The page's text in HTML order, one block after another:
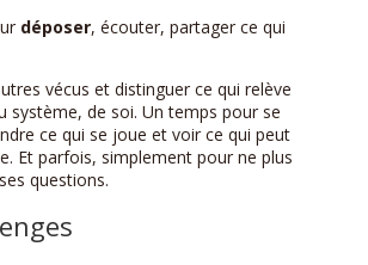
déposer, écouter, partager ce qui
vécus et distinguer ce qui relève
système, de soi. Un temps pour se
ce qui se joue et voir ce qui peut
Et parfois, simplement pour ne plus
questions.